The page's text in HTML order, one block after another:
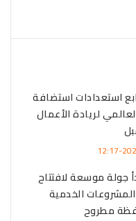
استعدادات استضافة
لريادة الأعمال
جولة موسعة لافتتاح
الخدمية
مطروح